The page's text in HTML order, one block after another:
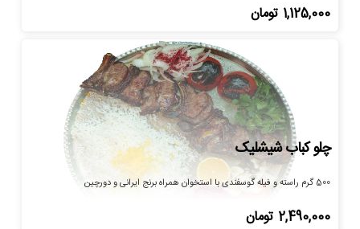
1,125,000 تومان
چلو کباب شیشلیک
500 گرم راسته و فیله گوسفندی با استخوان همراه برنج ایرانی و دورچین
2,490,000 تومان